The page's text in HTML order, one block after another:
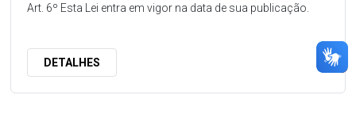
Art. 6º Esta Lei entra em vigor na data de sua publicação.
DETALHES